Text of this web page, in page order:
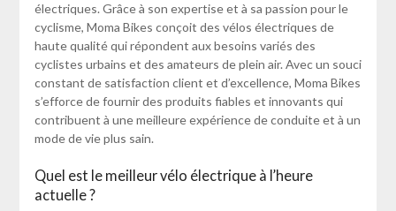
électriques. Grâce à son expertise et à sa passion pour le
cyclisme, Moma Bikes conçoit des vélos électriques de
haute qualité qui répondent aux besoins variés des
cyclistes urbains et des amateurs de plein air. Avec un souci
constant de satisfaction client et d’excellence, Moma Bikes
s’efforce de fournir des produits fiables et innovants qui
contribuent à une meilleure expérience de conduite et à un
mode de vie plus sain.
Quel est le meilleur vélo électrique à l’heure
actuelle ?